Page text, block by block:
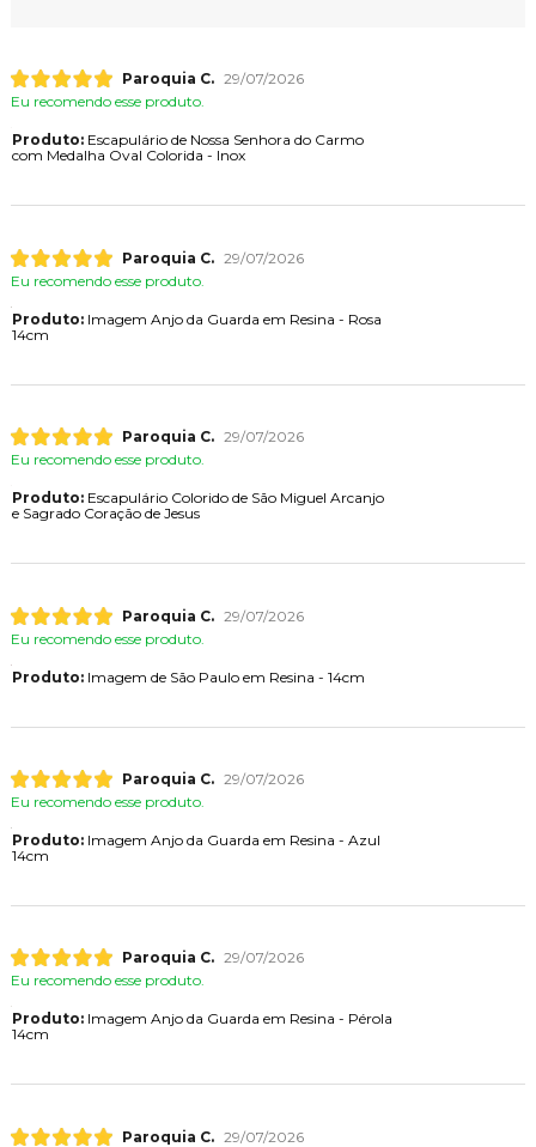
Paroquia C. 29/07/2026
Eu recomendo esse produto.
Produto:Escapulário de Nossa Senhora do Carmo
com Medalha Oval Colorida - Inox
Paroquia C. 29/07/2026
Eu recomendo esse produto.
Produto:Imagem Anjo da Guarda em Resina - Rosa
14cm
Paroquia C. 29/07/2026
Eu recomendo esse produto.
Produto:Escapulário Colorido de São Miguel Arcanjo
e Sagrado Coração de Jesus
Paroquia C. 29/07/2026
Eu recomendo esse produto.
Produto:Imagem de São Paulo em Resina - 14cm
Paroquia C. 29/07/2026
Eu recomendo esse produto.
Produto:Imagem Anjo da Guarda em Resina - Azul
14cm
Paroquia C. 29/07/2026
Eu recomendo esse produto.
Produto:Imagem Anjo da Guarda em Resina - Pérola
14cm
Paroquia C. 29/07/2026